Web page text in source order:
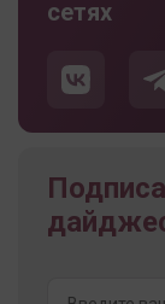
сетях